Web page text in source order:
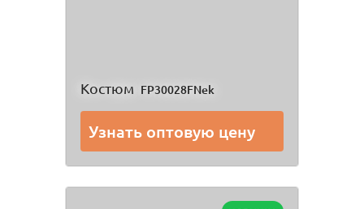
Костюм FP30028FNek
Узнать оптовую цену